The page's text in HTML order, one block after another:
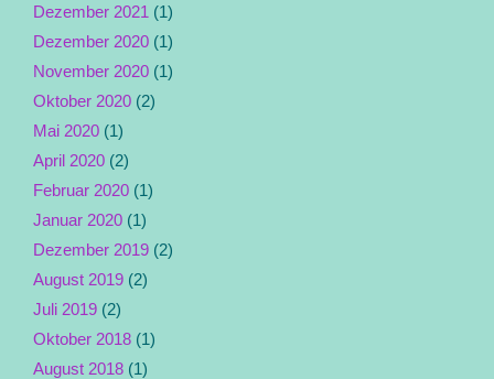
Dezember 2021 (1)
Dezember 2020 (1)
November 2020 (1)
Oktober 2020 (2)
Mai 2020 (1)
April 2020 (2)
Februar 2020 (1)
Januar 2020 (1)
Dezember 2019 (2)
August 2019 (2)
Juli 2019 (2)
Oktober 2018 (1)
August 2018 (1)